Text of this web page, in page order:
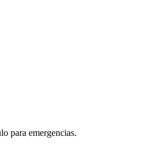
para emergencias.